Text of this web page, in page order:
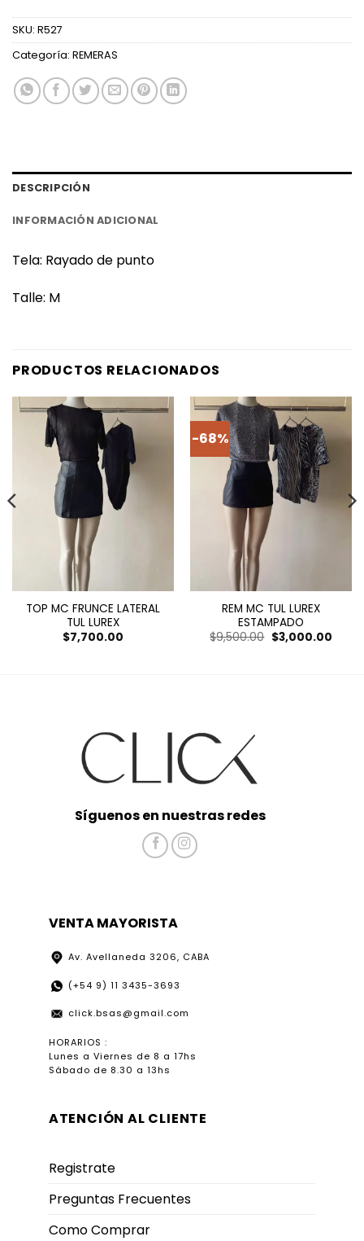
SKU: R527
Categoría: REMERAS
DESCRIPCIÓN
INFORMACIÓN ADICIONAL
Tela: Rayado de punto
Talle: M
PRODUCTOS RELACIONADOS
TOP MC FRUNCE LATERAL
TUL LUREX
$7,700.00
-68%
REM MC TUL LUREX
ESTAMPADO
$9,500.00 El
precio
$3,000.00El
Síguenos en nuestras redes
VENTA MAYORISTA
Av. Avellaneda 3206, CABA
(+54 9) 11 3435-3693
click.bsas@gmail.com
HORARIOS :
Lunes a Viernes de 8 a 17hs
Sábado de 8.30 a 13hs
ATENCIÓN AL CLIENTE
Registrate
Preguntas Frecuentes
Como Comprar